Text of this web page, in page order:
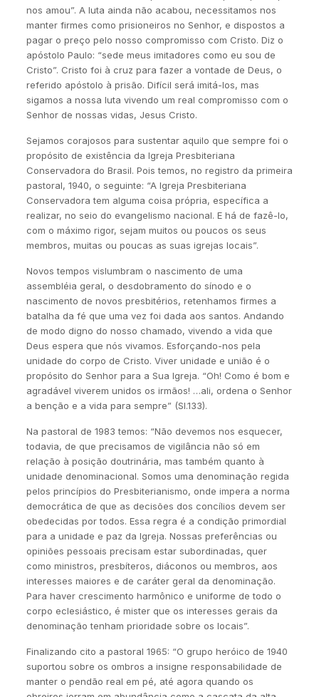
nos amou”. A luta ainda não acabou, necessitamos nos
manter firmes como prisioneiros no Senhor, e dispostos a
pagar o preço pelo nosso compromisso com Cristo. Diz o
apóstolo Paulo: “sede meus imitadores como eu sou de
Cristo”. Cristo foi à cruz para fazer a vontade de Deus, o
referido apóstolo à prisão. Difícil será imitá-los, mas
sigamos a nossa luta vivendo um real compromisso com o
Senhor de nossas vidas, Jesus Cristo.
Sejamos corajosos para sustentar aquilo que sempre foi o
propósito de existência da Igreja Presbiteriana
Conservadora do Brasil. Pois temos, no registro da primeira
pastoral, 1940, o seguinte: “A Igreja Presbiteriana
Conservadora tem alguma coisa própria, específica a
realizar, no seio do evangelismo nacional. E há de fazê-lo,
com o máximo rigor, sejam muitos ou poucos os seus
membros, muitas ou poucas as suas igrejas locais”.
Novos tempos vislumbram o nascimento de uma
assembléia geral, o desdobramento do sínodo e o
nascimento de novos presbitérios, retenhamos firmes a
batalha da fé que uma vez foi dada aos santos. Andando
de modo digno do nosso chamado, vivendo a vida que
Deus espera que nós vivamos. Esforçando-nos pela
unidade do corpo de Cristo. Viver unidade e união é o
propósito do Senhor para a Sua Igreja. “Oh! Como é bom e
agradável viverem unidos os irmãos! …ali, ordena o Senhor
a benção e a vida para sempre” (Sl.133).
Na pastoral de 1983 temos: “Não devemos nos esquecer,
todavia, de que precisamos de vigilância não só em
relação à posição doutrinária, mas também quanto à
unidade denominacional. Somos uma denominação regida
pelos princípios do Presbiterianismo, onde impera a norma
democrática de que as decisões dos concílios devem ser
obedecidas por todos. Essa regra é a condição primordial
para a unidade e paz da Igreja. Nossas preferências ou
opiniões pessoais precisam estar subordinadas, quer
como ministros, presbíteros, diáconos ou membros, aos
interesses maiores e de caráter geral da denominação.
Para haver crescimento harmônico e uniforme de todo o
corpo eclesiástico, é mister que os interesses gerais da
denominação tenham prioridade sobre os locais”.
Finalizando cito a pastoral 1965: “O grupo heróico de 1940
suportou sobre os ombros a insigne responsabilidade de
manter o pendão real em pé, até agora quando os